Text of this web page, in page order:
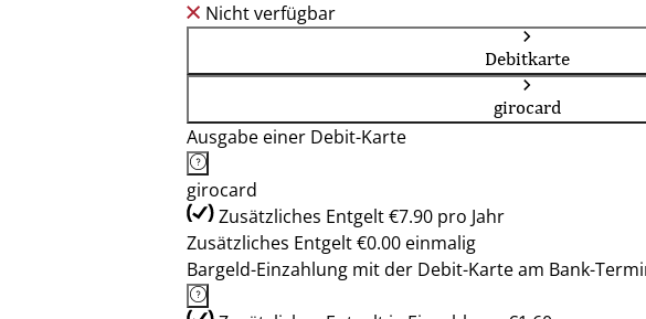
Nicht verfügbar
Debitkarte
girocard
Ausgabe einer Debit-Karte
girocard
Zusätzliches Entgelt €7.90 pro Jahr
Zusätzliches Entgelt €0.00 einmalig
Bargeld-Einzahlung mit der Debit-Karte am Bank-